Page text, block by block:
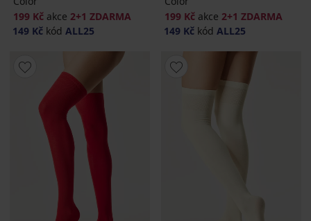
199 Kč akce 2+1 ZDARMA
149 Kč kód ALL25
199 Kč akce 2+1 ZDARMA
149 Kč kód ALL25